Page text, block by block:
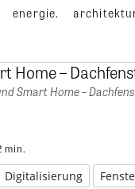
energie.
Smart Home –
min.
Digitalisierung